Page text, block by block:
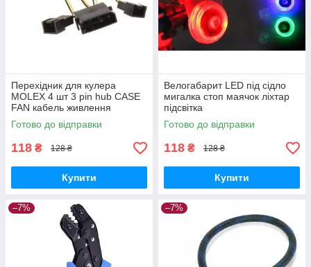
Перехідник для кулера
MOLEX 4 шт 3 pin hub CASE
FAN кабель живлення
Готово до відправки
118 ₴ 128 ₴
Купити
Велогабарит LED під сідло
мигалка стоп маячок ліхтар
підсвітка
Готово до відправки
118 ₴ 128 ₴
Купити
–7% –7%